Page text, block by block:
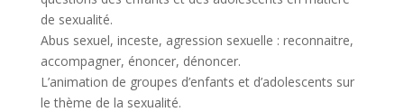
de sexualité.
Abus sexuel, inceste, agression sexuelle : reconnaitre,
accompagner, énoncer, dénoncer.
L’animation de groupes d’enfants et d’adolescents sur
le thème de la sexualité.